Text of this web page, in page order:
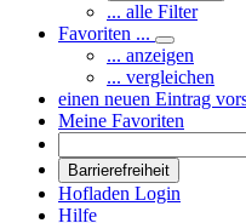
... alle Filter
Favoriten ...
... anzeigen
... vergleichen
einen neuen Eintrag
Meine Favoriten
Barrierefreiheit
Hofladen Login
Hilfe